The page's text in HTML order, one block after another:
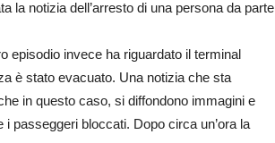
la notizia dell’arresto di una persona da parte
episodio invece ha riguardato il terminal
è stato evacuato. Una notizia che sta
in questo caso, si diffondono immagini e
passeggeri bloccati. Dopo circa un’ora la